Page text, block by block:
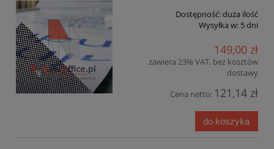
Dostępność:duża ilość
Wysyłka w: 5 dni
149,00 zł
zawiera 23% VAT, bez kosztów
dostawy
Cena netto: 121,14 zł
do koszyka